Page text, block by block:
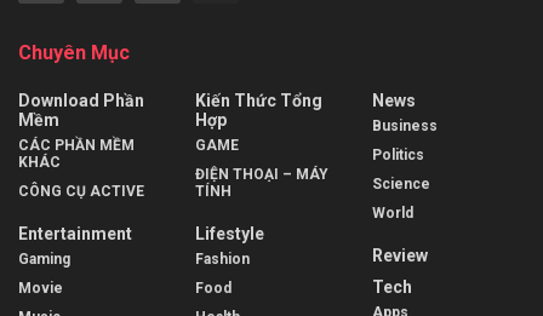
Chuyên Mục
Download Phần
Mềm
CÁC PHẦN MỀM
KHÁC
CÔNG CỤ ACTIVE
Entertainment
Gaming
Movie
Kiến Thức Tổng
Hợp
GAME
ĐIỆN THOẠI – MÁY
TÍNH
Lifestyle
Fashion
Food
News
Business
Politics
Science
World
Review
Tech